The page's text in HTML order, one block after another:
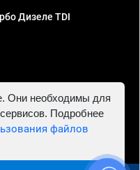
Дизеле TDI
781302555843,
Они необходимы для
Подробнее
файлов